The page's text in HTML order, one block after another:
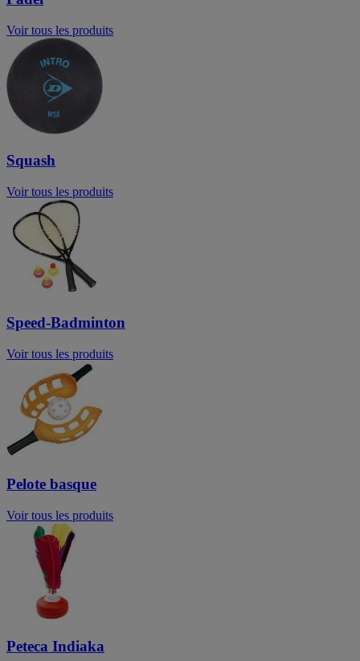
Voir tous les produits
Squash
Voir tous les produits
Speed-Badminton
Voir tous les produits
Pelote basque
Voir tous les produits
Peteca Indiaka